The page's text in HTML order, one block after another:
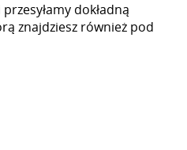
dokładną
znajdziesz również pod